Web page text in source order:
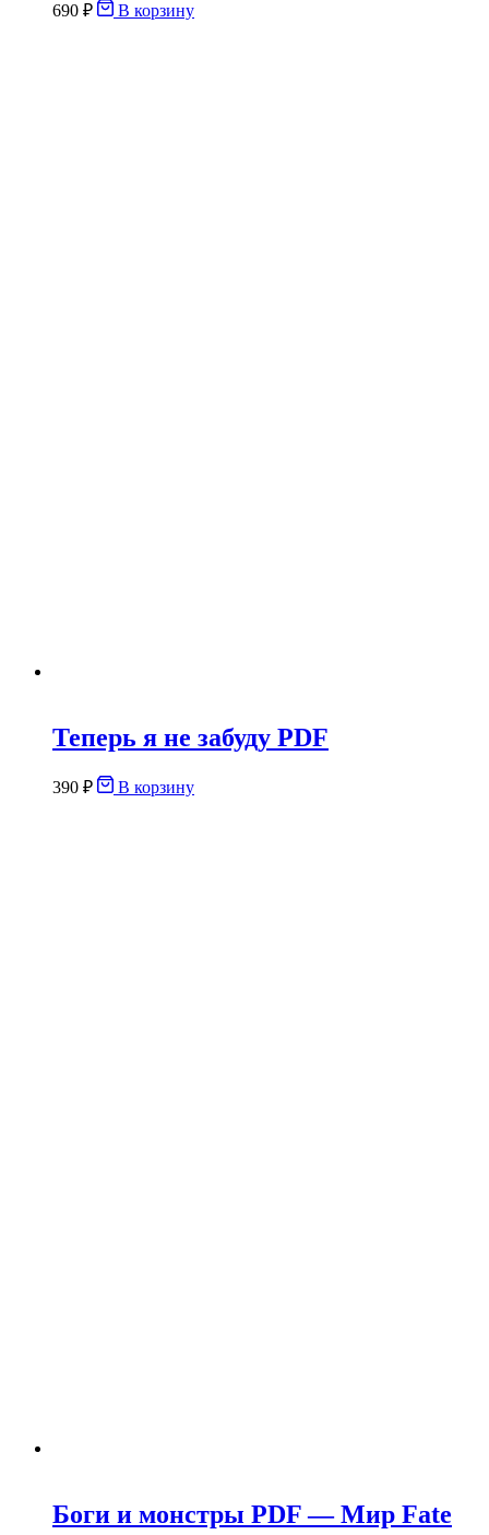
690 ₽ В корзину
Теперь я не забуду PDF
390 ₽ В корзину
Боги и монстры PDF — Мир Fate